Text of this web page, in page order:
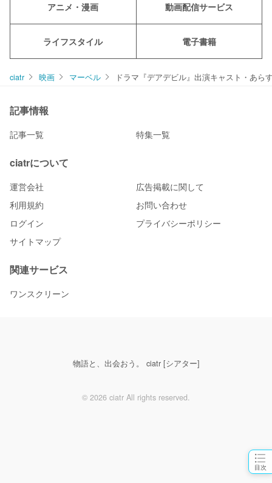
目次
アニメ・漫画 動画配信サービス
ライフスタイル 電子書籍
ciatr 映画 マーベル ドラマ『デアデビル』出演キャスト・あら
記事情報
記事一覧 特集一覧
ciatrについて
運営会社
広告掲載に関して
利用規約
お問い合わせ
ログイン
プライバシーポリシー
サイトマップ
関連サービス
ワンスクリーン
物語と、出会おう。 ciatr [シアター]
© 2026 ciatr All rights reserved.